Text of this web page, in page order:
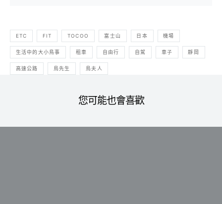
ETC FIT TOCOO 富士山 日本 機場
生活中的大小鳥事 租車 自由行 自駕 車子 靜岡
高速公路 鳥先生 鳥夫人
您可能也會喜歡